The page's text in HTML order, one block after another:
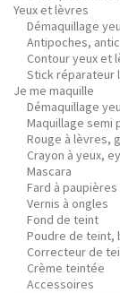
Yeux et lèvres
Démaquillage
Antipoches,
Contour yeux et
Stick réparateur
Je me maquille
Démaquillage
Maquillage semi
Rouge à lèvres,
Crayon à yeux,
Mascara
Fard à paupières
Vernis à ongles
Fond de teint
Poudre de teint,
Correcteur de
Crème teintée
Accessoires